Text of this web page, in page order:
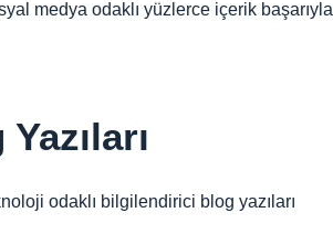
medya odaklı yüzlerce içerik başarıyla
odaklı bilgilendirici blog yazıları